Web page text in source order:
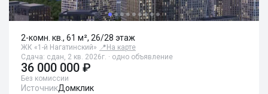
2-комн. кв., 61 м², 26/28 этаж
ЖК «1-й Нагатинский» 📍 На карте
Сдача: сдан, 2 кв. 2026г. · одно объявление
36 000 000 ₽
Без комиссии
ИсточникДомклик